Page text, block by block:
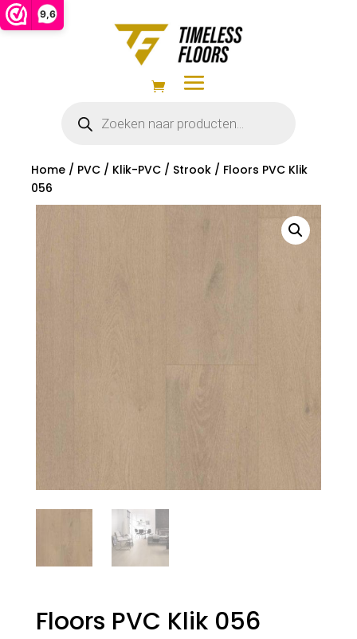
9,6
zoeken
Home/ PVC/ Klik-PVC/ Strook/ Floors PVC Klik
056
Floors PVC Klik 056